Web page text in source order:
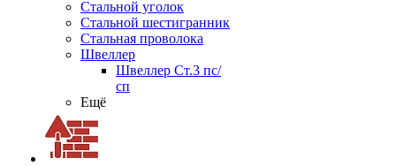
Стальной уголок
Стальной шестигранник
Стальная проволока
Швеллер
Швеллер Ст.3 пс/
сп
Ещё